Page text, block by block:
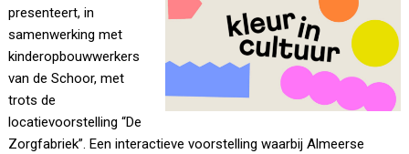
presenteert, in
samenwerking met
kinderopbouwwerkers
van de Schoor, met
trots de
locatievoorstelling “De
Zorgfabriek”. Een interactieve voorstelling waarbij Almeerse